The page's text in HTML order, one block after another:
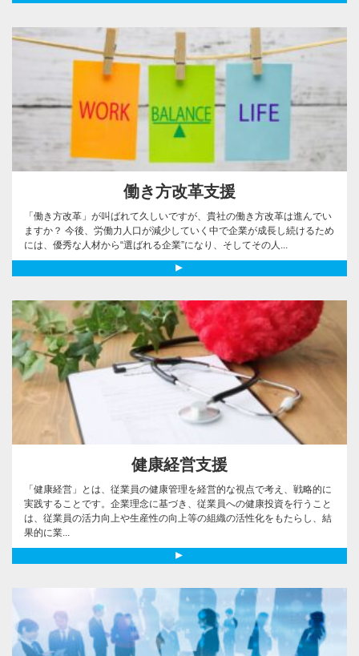
働き方改革支援
「働き方改革」が叫ばれて久しいですが、貴社の働き方改革は進んでい
ますか？ 今後、労働力人口が減少していく中で企業が成長し続けるため
には、優秀な人材から“選ばれる企業”になり、そしてその人...
健康経営支援
「健康経営」とは、従業員の健康管理を経営的な視点で考え、戦略的に
実践することです。企業理念に基づき、従業員への健康投資を行うこと
は、従業員の活力向上や生産性の向上等の組織の活性化をもたらし、結
果的に業...